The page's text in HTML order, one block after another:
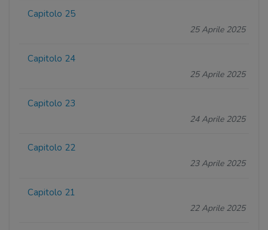
Capitolo 25
25 Aprile 2025
Capitolo 24
25 Aprile 2025
Capitolo 23
24 Aprile 2025
Capitolo 22
23 Aprile 2025
Capitolo 21
22 Aprile 2025